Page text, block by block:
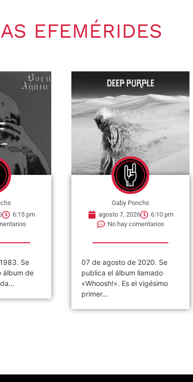
EFEMÉRIDES
6:15 pm
Se
álbum de
Gaby Ponchs
agosto 7, 2026
6:10 pm
No hay comentarios
07 de agosto de 2020. Se
publica el álbum llamado
«Whoosh!». Es el vigésimo
primer...